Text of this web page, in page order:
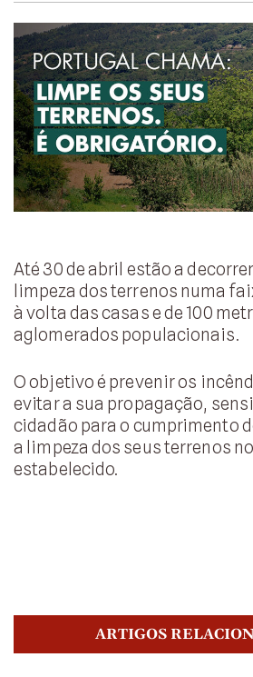
Até 30 de abril estão a
limpeza dos terrenos numa
à volta das casas e de 100
aglomerados populacionais.
O objetivo é prevenir os
evitar a sua propagação,
cidadão para o cumprimento
a limpeza dos seus terrenos
estabelecido.
ARTIGOS